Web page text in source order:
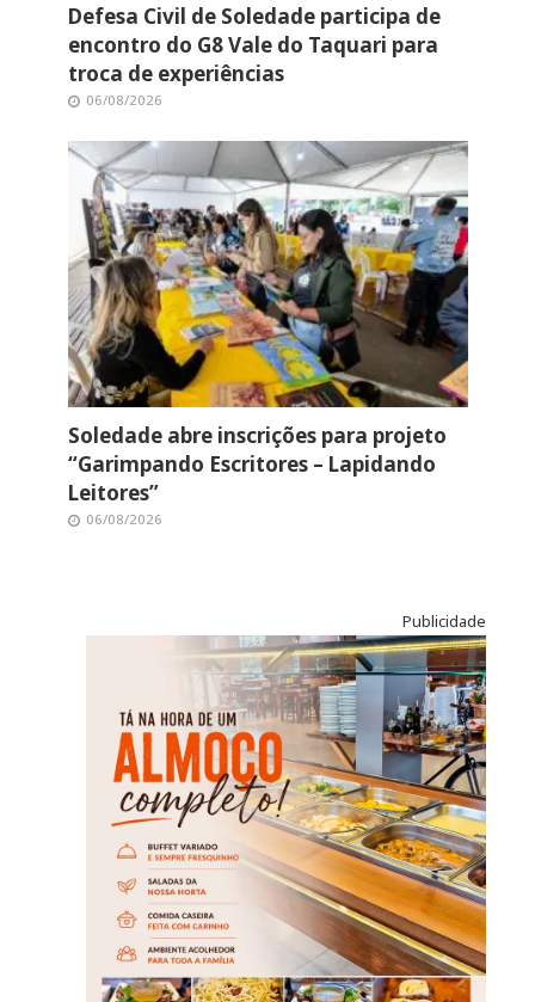
Defesa Civil de Soledade participa de
encontro do G8 Vale do Taquari para
troca de experiências
06/08/2026
Soledade abre inscrições para projeto
“Garimpando Escritores – Lapidando
Leitores”
06/08/2026
Publicidade